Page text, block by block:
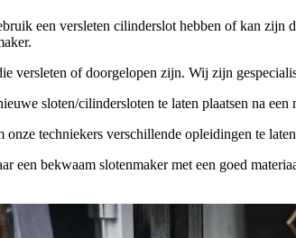
een versleten cilinderslot hebben of kan zijn
versleten of doorgelopen zijn. Wij zijn
sloten/cilindersloten te laten plaatsen na
onze techniekers verschillende opleidingen te
een bekwaam slotenmaker met een goed